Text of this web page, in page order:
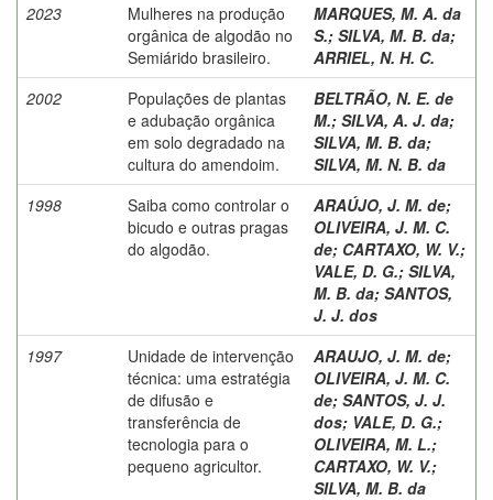
2023
Mulheres na produção
orgânica de algodão no
Semiárido brasileiro.
MARQUES, M. A. da
S.; SILVA, M. B. da;
ARRIEL, N. H. C.
2002
Populações de plantas
e adubação orgânica
em solo degradado na
cultura do amendoim.
BELTRÃO, N. E. de
M.; SILVA, A. J. da;
SILVA, M. B. da;
SILVA, M. N. B. da
1998
Saiba como controlar o
bicudo e outras pragas
do algodão.
ARAÚJO, J. M. de;
OLIVEIRA, J. M. C.
de; CARTAXO, W. V.;
VALE, D. G.; SILVA,
M. B. da; SANTOS,
J. J. dos
1997
Unidade de intervenção
técnica: uma estratégia
de difusão e
transferência de
tecnologia para o
pequeno agricultor.
ARAUJO, J. M. de;
OLIVEIRA, J. M. C.
de; SANTOS, J. J.
dos; VALE, D. G.;
OLIVEIRA, M. L.;
CARTAXO, W. V.;
SILVA, M. B. da